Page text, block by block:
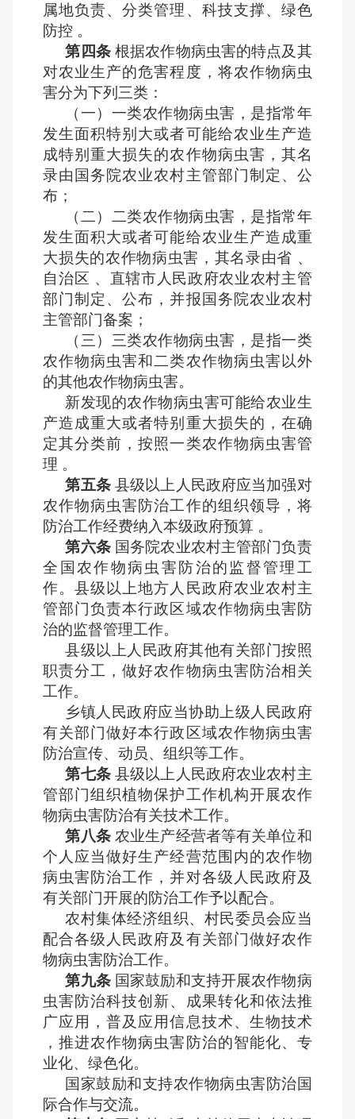
属地负责、分类管理、科技支撑、绿色
防控 。
第四条根据农作物病虫害的特点及其
对农业生产的危害程度，将农作物病虫
害分为下列三类：
（一）一类农作物病虫害，是指常年
发生面积特别大或者可能给农业生产造
成特别重大损失的农作物病虫害，其名
录由国务院农业农村主管部门制定、公
布；
（二）二类农作物病虫害，是指常年
发生面积大或者可能给农业生产造成重
大损失的农作物病虫害，其名录由省 、
自治区 、直辖市人民政府农业农村主管
部门制定、公布，并报国务院农业农村
主管部门备案；
（三）三类农作物病虫害，是指一类
农作物病虫害和二类农作物病虫害以外
的其他农作物病虫害。
新发现的农作物病虫害可能给农业生
产造成重大或者特别重大损失的，在确
定其分类前，按照一类农作物病虫害管
理 。
第五条县级以上人民政府应当加强对
农作物病虫害防治工作的组织领导，将
防治工作经费纳入本级政府预算 。
第六条国务院农业农村主管部门负责
全国农作物病虫害防治的监督管理工
作。县级以上地方人民政府农业农村主
管部门负责本行政区域农作物病虫害防
治的监督管理工作。
县级以上人民政府其他有关部门按照
职责分工，做好农作物病虫害防治相关
工作。
乡镇人民政府应当协助上级人民政府
有关部门做好本行政区域农作物病虫害
防治宣传、动员、组织等工作。
第七条县级以上人民政府农业农村主
管部门组织植物保护工作机构开展农作
物病虫害防治有关技术工作。
第八条农业生产经营者等有关单位和
个人应当做好生产经营范围内的农作物
病虫害防治工作，并对各级人民政府及
有关部门开展的防治工作予以配合。
农村集体经济组织、村民委员会应当
配合各级人民政府及有关部门做好农作
物病虫害防治工作。
第九条国家鼓励和支持开展农作物病
虫害防治科技创新、成果转化和依法推
广应用，普及应用信息技术、生物技术
，推进农作物病虫害防治的智能化、专
业化、绿色化。
国家鼓励和支持农作物病虫害防治国
际合作与交流。